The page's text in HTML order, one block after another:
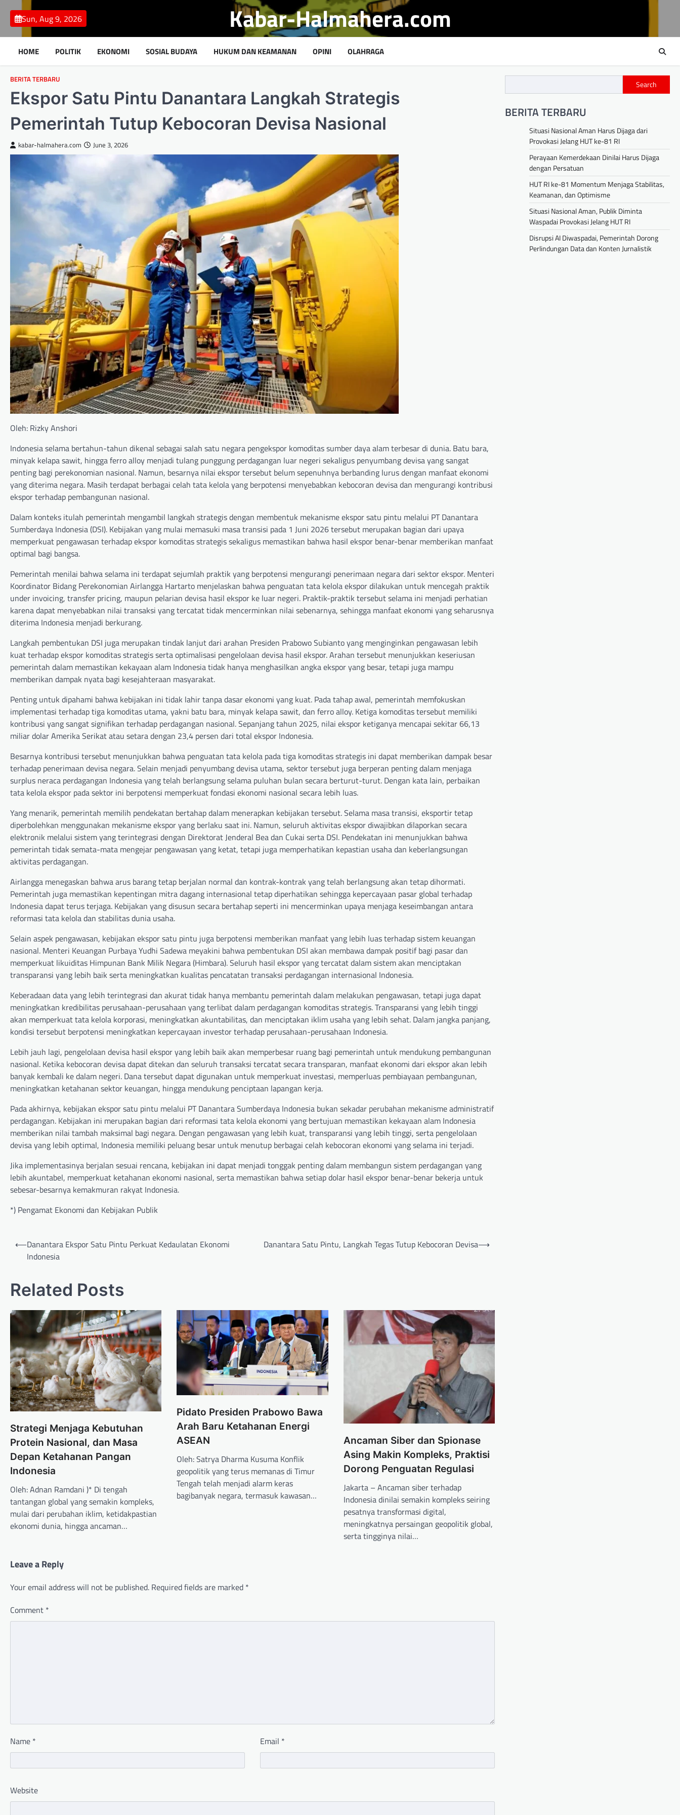
content
Sun, Aug 9, 2026 Kabar-Halmahera.com
HOME POLITIK EKONOMI SOSIAL BUDAYA HUKUM DAN KEAMANAN OPINI OLAHRAGA
BERITA TERBARU
Ekspor Satu Pintu Danantara Langkah Strategis
Pemerintah Tutup Kebocoran Devisa Nasional
kabar-halmahera.com June 3, 2026
Oleh: Rizky Anshori
Indonesia selama bertahun-tahun dikenal sebagai salah satu negara pengekspor komoditas sumber daya alam terbesar di dunia. Batu bara,
minyak kelapa sawit, hingga ferro alloy menjadi tulang punggung perdagangan luar negeri sekaligus penyumbang devisa yang sangat
penting bagi perekonomian nasional. Namun, besarnya nilai ekspor tersebut belum sepenuhnya berbanding lurus dengan manfaat ekonomi
yang diterima negara. Masih terdapat berbagai celah tata kelola yang berpotensi menyebabkan kebocoran devisa dan mengurangi kontribusi
ekspor terhadap pembangunan nasional.
Dalam konteks itulah pemerintah mengambil langkah strategis dengan membentuk mekanisme ekspor satu pintu melalui PT Danantara
Sumberdaya Indonesia (DSI). Kebijakan yang mulai memasuki masa transisi pada 1 Juni 2026 tersebut merupakan bagian dari upaya
memperkuat pengawasan terhadap ekspor komoditas strategis sekaligus memastikan bahwa hasil ekspor benar-benar memberikan manfaat
optimal bagi bangsa.
Pemerintah menilai bahwa selama ini terdapat sejumlah praktik yang berpotensi mengurangi penerimaan negara dari sektor ekspor. Menteri
Koordinator Bidang Perekonomian Airlangga Hartarto menjelaskan bahwa penguatan tata kelola ekspor dilakukan untuk mencegah praktik
under invoicing, transfer pricing, maupun pelarian devisa hasil ekspor ke luar negeri. Praktik-praktik tersebut selama ini menjadi perhatian
karena dapat menyebabkan nilai transaksi yang tercatat tidak mencerminkan nilai sebenarnya, sehingga manfaat ekonomi yang seharusnya
diterima Indonesia menjadi berkurang.
Langkah pembentukan DSI juga merupakan tindak lanjut dari arahan Presiden Prabowo Subianto yang menginginkan pengawasan lebih
kuat terhadap ekspor komoditas strategis serta optimalisasi pengelolaan devisa hasil ekspor. Arahan tersebut menunjukkan keseriusan
pemerintah dalam memastikan kekayaan alam Indonesia tidak hanya menghasilkan angka ekspor yang besar, tetapi juga mampu
memberikan dampak nyata bagi kesejahteraan masyarakat.
Penting untuk dipahami bahwa kebijakan ini tidak lahir tanpa dasar ekonomi yang kuat. Pada tahap awal, pemerintah memfokuskan
implementasi terhadap tiga komoditas utama, yakni batu bara, minyak kelapa sawit, dan ferro alloy. Ketiga komoditas tersebut memiliki
kontribusi yang sangat signifikan terhadap perdagangan nasional. Sepanjang tahun 2025, nilai ekspor ketiganya mencapai sekitar 66,13
miliar dolar Amerika Serikat atau setara dengan 23,4 persen dari total ekspor Indonesia.
Besarnya kontribusi tersebut menunjukkan bahwa penguatan tata kelola pada tiga komoditas strategis ini dapat memberikan dampak besar
terhadap penerimaan devisa negara. Selain menjadi penyumbang devisa utama, sektor tersebut juga berperan penting dalam menjaga
surplus neraca perdagangan Indonesia yang telah berlangsung selama puluhan bulan secara berturut-turut. Dengan kata lain, perbaikan
tata kelola ekspor pada sektor ini berpotensi memperkuat fondasi ekonomi nasional secara lebih luas.
Yang menarik, pemerintah memilih pendekatan bertahap dalam menerapkan kebijakan tersebut. Selama masa transisi, eksportir tetap
diperbolehkan menggunakan mekanisme ekspor yang berlaku saat ini. Namun, seluruh aktivitas ekspor diwajibkan dilaporkan secara
elektronik melalui sistem yang terintegrasi dengan Direktorat Jenderal Bea dan Cukai serta DSI. Pendekatan ini menunjukkan bahwa
pemerintah tidak semata-mata mengejar pengawasan yang ketat, tetapi juga memperhatikan kepastian usaha dan keberlangsungan
aktivitas perdagangan.
Airlangga menegaskan bahwa arus barang tetap berjalan normal dan kontrak-kontrak yang telah berlangsung akan tetap dihormati.
Pemerintah juga memastikan kepentingan mitra dagang internasional tetap diperhatikan sehingga kepercayaan pasar global terhadap
Indonesia dapat terus terjaga. Kebijakan yang disusun secara bertahap seperti ini mencerminkan upaya menjaga keseimbangan antara
reformasi tata kelola dan stabilitas dunia usaha.
Selain aspek pengawasan, kebijakan ekspor satu pintu juga berpotensi memberikan manfaat yang lebih luas terhadap sistem keuangan
nasional. Menteri Keuangan Purbaya Yudhi Sadewa meyakini bahwa pembentukan DSI akan membawa dampak positif bagi pasar dan
memperkuat likuiditas Himpunan Bank Milik Negara (Himbara). Seluruh hasil ekspor yang tercatat dalam sistem akan menciptakan
transparansi yang lebih baik serta meningkatkan kualitas pencatatan transaksi perdagangan internasional Indonesia.
Keberadaan data yang lebih terintegrasi dan akurat tidak hanya membantu pemerintah dalam melakukan pengawasan, tetapi juga dapat
meningkatkan kredibilitas perusahaan-perusahaan yang terlibat dalam perdagangan komoditas strategis. Transparansi yang lebih tinggi
akan memperkuat tata kelola korporasi, meningkatkan akuntabilitas, dan menciptakan iklim usaha yang lebih sehat. Dalam jangka panjang,
kondisi tersebut berpotensi meningkatkan kepercayaan investor terhadap perusahaan-perusahaan Indonesia.
Lebih jauh lagi, pengelolaan devisa hasil ekspor yang lebih baik akan memperbesar ruang bagi pemerintah untuk mendukung pembangunan
nasional. Ketika kebocoran devisa dapat ditekan dan seluruh transaksi tercatat secara transparan, manfaat ekonomi dari ekspor akan lebih
banyak kembali ke dalam negeri. Dana tersebut dapat digunakan untuk memperkuat investasi, memperluas pembiayaan pembangunan,
meningkatkan ketahanan sektor keuangan, hingga mendukung penciptaan lapangan kerja.
Pada akhirnya, kebijakan ekspor satu pintu melalui PT Danantara Sumberdaya Indonesia bukan sekadar perubahan mekanisme administratif
perdagangan. Kebijakan ini merupakan bagian dari reformasi tata kelola ekonomi yang bertujuan memastikan kekayaan alam Indonesia
memberikan nilai tambah maksimal bagi negara. Dengan pengawasan yang lebih kuat, transparansi yang lebih tinggi, serta pengelolaan
devisa yang lebih optimal, Indonesia memiliki peluang besar untuk menutup berbagai celah kebocoran ekonomi yang selama ini terjadi.
Jika implementasinya berjalan sesuai rencana, kebijakan ini dapat menjadi tonggak penting dalam membangun sistem perdagangan yang
lebih akuntabel, memperkuat ketahanan ekonomi nasional, serta memastikan bahwa setiap dolar hasil ekspor benar-benar bekerja untuk
sebesar-besarnya kemakmuran rakyat Indonesia.
*) Pengamat Ekonomi dan Kebijakan Publik
Post
navigation
⟵Danantara Ekspor Satu Pintu Perkuat Kedaulatan Ekonomi
Indonesia
Danantara Satu Pintu, Langkah Tegas Tutup Kebocoran Devisa⟶
Related Posts
Strategi Menjaga Kebutuhan
Protein Nasional, dan Masa
Depan Ketahanan Pangan
Indonesia
Oleh: Adnan Ramdani )* Di tengah
tantangan global yang semakin kompleks,
mulai dari perubahan iklim, ketidakpastian
ekonomi dunia, hingga ancaman…
Pidato Presiden Prabowo Bawa
Arah Baru Ketahanan Energi
ASEAN
Oleh: Satrya Dharma Kusuma Konflik
geopolitik yang terus memanas di Timur
Tengah telah menjadi alarm keras
bagibanyak negara, termasuk kawasan…
Ancaman Siber dan Spionase
Asing Makin Kompleks, Praktisi
Dorong Penguatan Regulasi
Jakarta – Ancaman siber terhadap
Indonesia dinilai semakin kompleks seiring
pesatnya transformasi digital,
meningkatnya persaingan geopolitik global,
serta tingginya nilai…
Leave a Reply
Your email address will not be published. Required fields are marked *
Comment *
Name * Email *
Website
Search
BERITA TERBARU
Situasi Nasional Aman Harus Dijaga dari
Provokasi Jelang HUT ke-81 RI
Perayaan Kemerdekaan Dinilai Harus Dijaga
dengan Persatuan
HUT RI ke-81 Momentum Menjaga Stabilitas,
Keamanan, dan Optimisme
Situasi Nasional Aman, Publik Diminta
Waspadai Provokasi Jelang HUT RI
Disrupsi AI Diwaspadai, Pemerintah Dorong
Perlindungan Data dan Konten Jurnalistik